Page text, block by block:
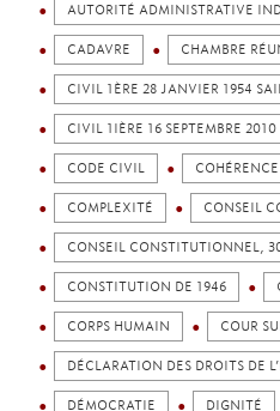
AUTORITÉ ADMINISTRATIVE
CADAVRE CHAMBRE
CIVIL 1ÈRE 28 JANVIER 1954
CIVIL 1IÈRE 16 SEPTEMBRE
CODE CIVIL COHÉRENCE
COMPLEXITÉ CONSEIL
CONSEIL CONSTITUTIONNEL,
CONSTITUTION DE 1946
CORPS HUMAIN COUR
DÉCLARATION DES DROITS DE
DÉMOCRATIE DIGNITÉ